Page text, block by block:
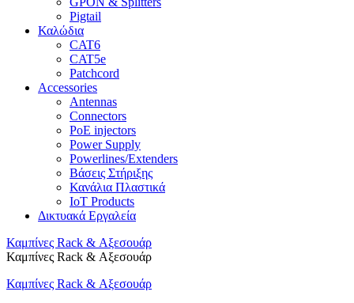
Pigtail
Καλώδια
CAT6
CAT5e
Patchcord
Accessories
Antennas
Connectors
PoE injectors
Power Supply
Powerlines/Extenders
Βάσεις Στήριξης
Κανάλια Πλαστικά
IoT Products
Δικτυακά Εργαλεία
Καμπίνες Rack & Αξεσουάρ
Καμπίνες Rack & Αξεσουάρ
Καμπίνες Rack & Αξεσουάρ